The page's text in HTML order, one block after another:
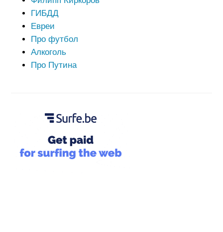
ГИБДД
Евреи
Про футбол
Алкоголь
Про Путина